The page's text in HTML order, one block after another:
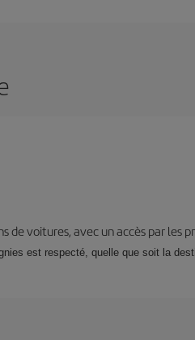
voitures, avec un accès par les
est respecté, quelle que soit la